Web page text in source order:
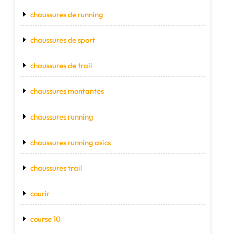
chaussures de running
chaussures de sport
chaussures de trail
chaussures montantes
chaussures running
chaussures running asics
chaussures trail
courir
course 10